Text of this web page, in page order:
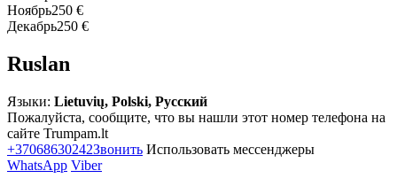
Ноябрь250 €
Декабрь250 €
Ruslan
Языки: Lietuvių, Polski, Русский
Пожалуйста, сообщите, что вы нашли этот номер телефона на
сайте Trumpam.lt
+37068630242Звонить Использовать мессенджеры
WhatsApp Viber